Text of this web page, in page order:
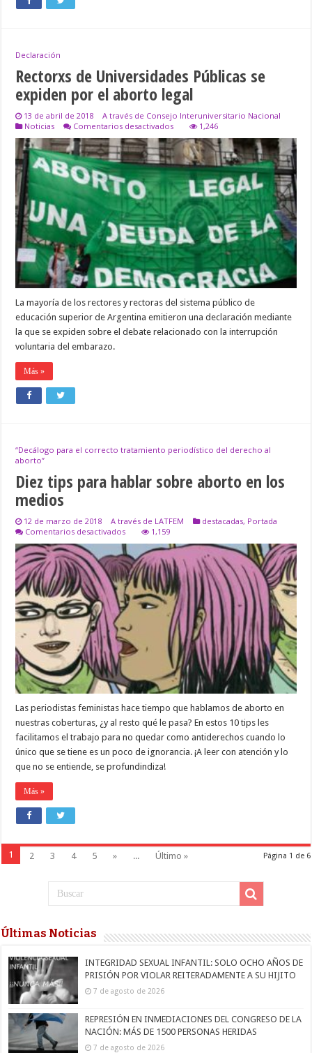
Declaración
Rectorxs de Universidades Públicas se
expiden por el aborto legal
13 de abril de 2018
A través de Consejo Interuniversitario Nacional
Noticias
Comentarios desactivadosen
Rectorxs
de
Universidades
Públicas
se
expiden
por
el
aborto
legal
1,246
La mayoría de los rectores y rectoras del sistema público de
educación superior de Argentina emitieron una declaración mediante
la que se expiden sobre el debate relacionado con la interrupción
voluntaria del embarazo.
Más »
“Decálogo para el correcto tratamiento periodístico del derecho al
aborto”
Diez tips para hablar sobre aborto en los
medios
12 de marzo de 2018 A través de LATFEM destacadas, Portada
Comentarios desactivadosen
Diez
tips
para
hablar
sobre
aborto
en
los
medios
1,159
Las periodistas feministas hace tiempo que hablamos de aborto en
nuestras coberturas, ¿y al resto qué le pasa? En estos 10 tips les
facilitamos el trabajo para no quedar como antiderechos cuando lo
único que se tiene es un poco de ignorancia. ¡A leer con atención y lo
que no se entiende, se profundindiza!
Más »
Página 1 de 6
1 2 3 4 5 » ... Último »
Últimas Noticias
INTEGRIDAD SEXUAL INFANTIL: SOLO OCHO AÑOS DE
PRISIÓN POR VIOLAR REITERADAMENTE A SU HIJITO
7 de agosto de 2026
REPRESIÓN EN INMEDIACIONES DEL CONGRESO DE LA
NACIÓN: MÁS DE 1500 PERSONAS HERIDAS
7 de agosto de 2026